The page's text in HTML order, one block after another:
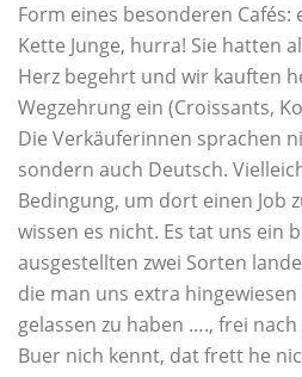
Form eines besonderen Cafés:
Kette Junge, hurra! Sie hatten
Herz begehrt und wir kauften
Wegzehrung ein (Croissants,
Die Verkäuferinnen sprachen
sondern auch Deutsch.
Bedingung, um dort einen Job
wissen es nicht. Es tat uns ein
ausgestellten zwei Sorten
die man uns extra
gelassen zu haben …., frei
Buer nich kennt, dat frett he